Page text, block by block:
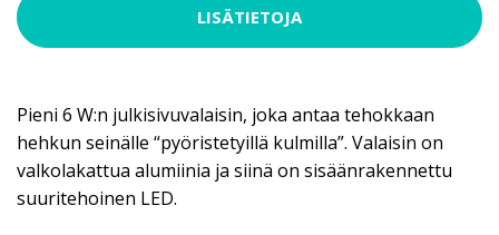
LISÄTIETOJA
Pieni 6 W:n julkisivuvalaisin, joka antaa tehokkaan
hehkun seinälle “pyöristetyillä kulmilla”. Valaisin on
valkolakattua alumiinia ja siinä on sisäänrakennettu
suuritehoinen LED.